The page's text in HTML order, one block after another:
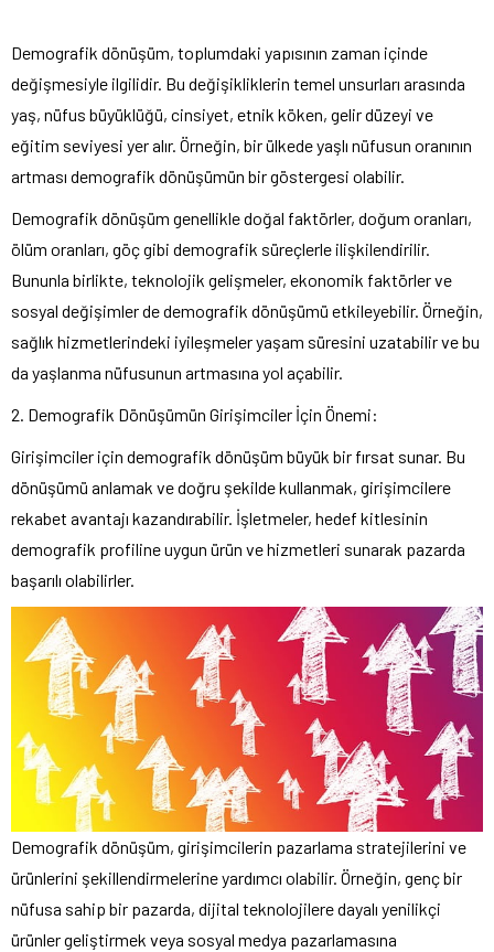
Demografik dönüşüm, toplumdaki yapısının zaman içinde
değişmesiyle ilgilidir. Bu değişikliklerin temel unsurları arasında
yaş, nüfus büyüklüğü, cinsiyet, etnik köken, gelir düzeyi ve
eğitim seviyesi yer alır. Örneğin, bir ülkede yaşlı nüfusun oranının
artması demografik dönüşümün bir göstergesi olabilir.
Demografik dönüşüm genellikle doğal faktörler, doğum oranları,
ölüm oranları, göç gibi demografik süreçlerle ilişkilendirilir.
Bununla birlikte, teknolojik gelişmeler, ekonomik faktörler ve
sosyal değişimler de demografik dönüşümü etkileyebilir. Örneğin,
sağlık hizmetlerindeki iyileşmeler yaşam süresini uzatabilir ve bu
da yaşlanma nüfusunun artmasına yol açabilir.
2. Demografik Dönüşümün Girişimciler İçin Önemi:
Girişimciler için demografik dönüşüm büyük bir fırsat sunar. Bu
dönüşümü anlamak ve doğru şekilde kullanmak, girişimcilere
rekabet avantajı kazandırabilir. İşletmeler, hedef kitlesinin
demografik profiline uygun ürün ve hizmetleri sunarak pazarda
başarılı olabilirler.
Demografik dönüşüm, girişimcilerin pazarlama stratejilerini ve
ürünlerini şekillendirmelerine yardımcı olabilir. Örneğin, genç bir
nüfusa sahip bir pazarda, dijital teknolojilere dayalı yenilikçi
ürünler geliştirmek veya sosyal medya pazarlamasına